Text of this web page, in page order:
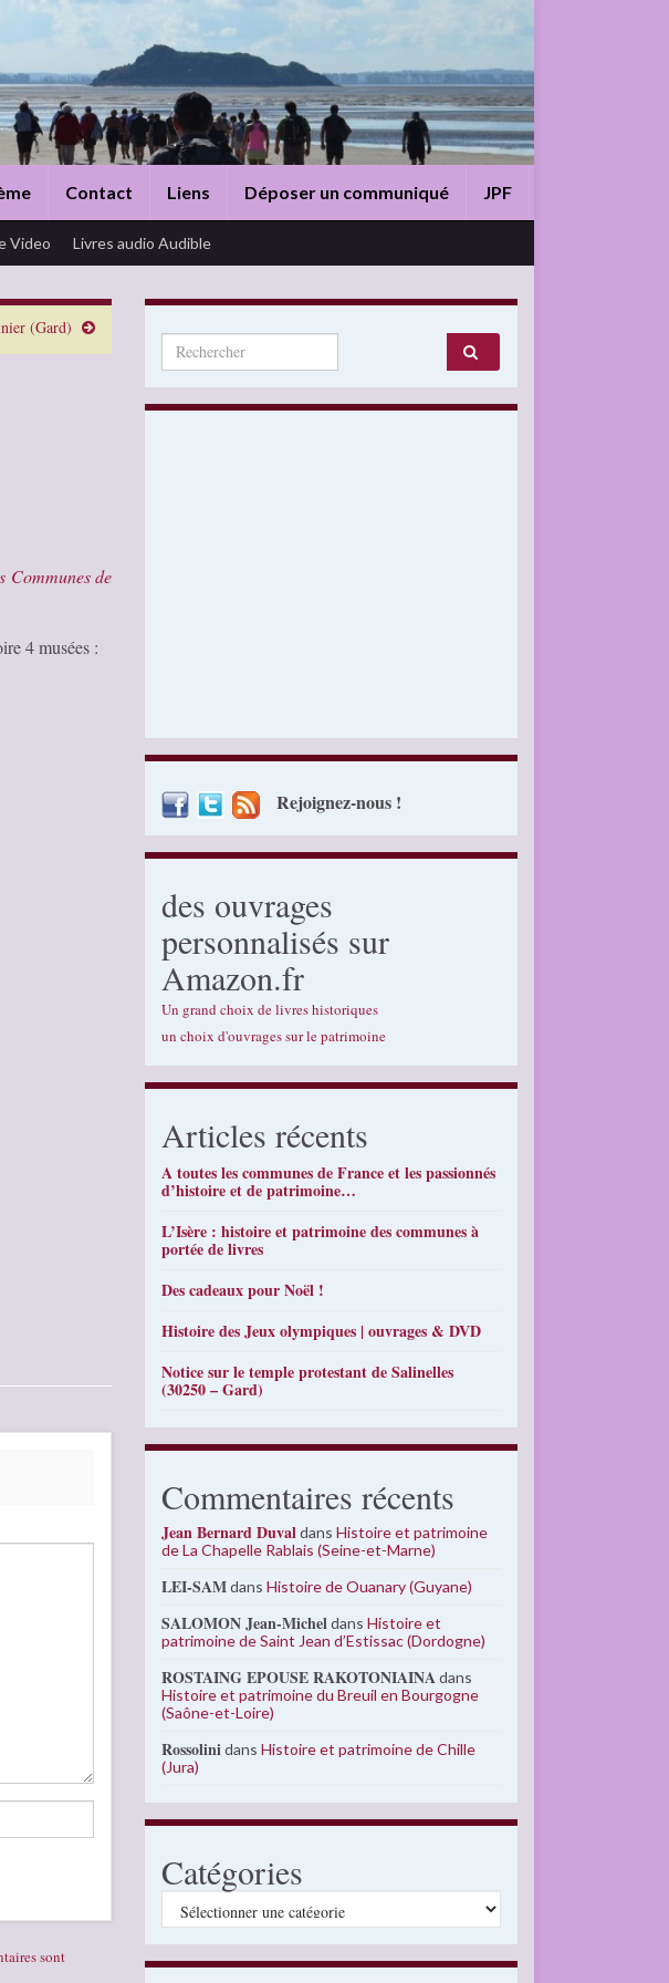
Contact Liens Déposer un communiqué JPF
Video Livres audio Audible
(Gard)
Communes de
4 musées :
sont
Search for:
Rejoignez-nous !
des ouvrages
personnalisés sur
Amazon.fr
Un grand choix de livres historiques
un choix d'ouvrages sur le patrimoine
Articles récents
A toutes les communes de France et les passionnés
d’histoire et de patrimoine…
L’Isère : histoire et patrimoine des communes à
portée de livres
Des cadeaux pour Noël !
Histoire des Jeux olympiques | ouvrages & DVD
Notice sur le temple protestant de Salinelles
(30250 – Gard)
Commentaires récents
Jean Bernard DuvaldansHistoire et patrimoine
de La Chapelle Rablais (Seine-et-Marne)
LEI-SAMdansHistoire de Ouanary (Guyane)
SALOMON Jean-MicheldansHistoire et
patrimoine de Saint Jean d’Estissac (Dordogne)
ROSTAING EPOUSE RAKOTONIAINAdans
Histoire et patrimoine du Breuil en Bourgogne
(Saône-et-Loire)
RossolinidansHistoire et patrimoine de Chille
(Jura)
Catégories
Catégories